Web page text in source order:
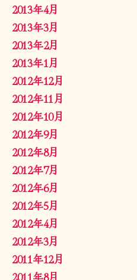
2013年4月
2013年3月
2013年2月
2013年1月
2012年12月
2012年11月
2012年10月
2012年9月
2012年8月
2012年7月
2012年6月
2012年5月
2012年4月
2012年3月
2011年12月
2011年8月